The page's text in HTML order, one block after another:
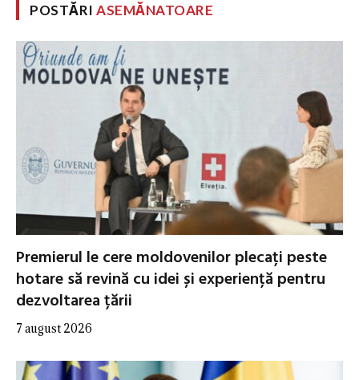
POSTĂRIASEMĂNATOARE
Premierul le cere moldovenilor plecați peste
hotare să revină cu idei și experiență pentru
dezvoltarea țării
7 august 2026